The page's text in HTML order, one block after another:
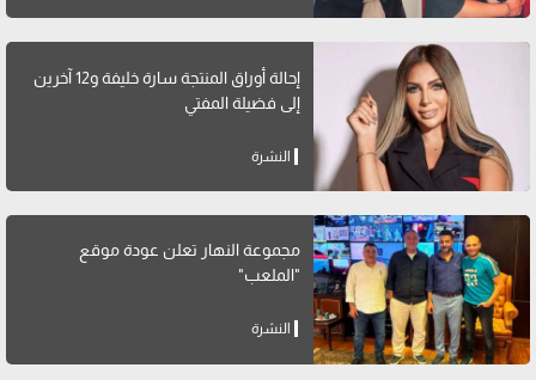
إحالة أوراق المنتجة سارة خليفة و12 آخرين
إلى فضيلة المفتي
النشرة
مجموعة النهار تعلن عودة موقع
"الملعب"
النشرة